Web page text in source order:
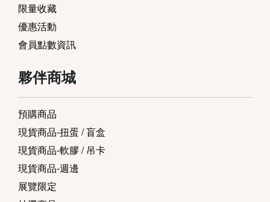
限量收藏
優惠活動
會員點數資訊
夥伴商城
預購商品
現貨商品-扭蛋 / 盲盒
現貨商品-軟膠 / 吊卡
現貨商品-週邊
展覽限定